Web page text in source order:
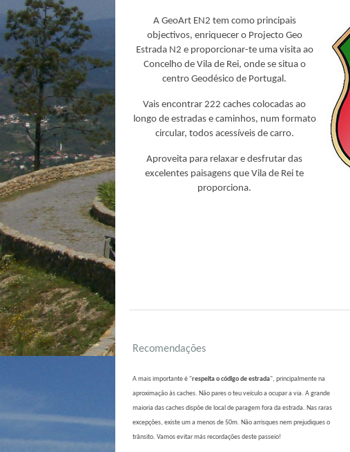
A GeoArt EN2 tem como principais
objectivos, enriquecer o Projecto Geo
Estrada N2 e proporcionar-te uma visita ao
Concelho de Vila de Rei, onde se situa o
centro Geodésico de Portugal.
Vais encontrar 222 caches colocadas ao
longo de estradas e caminhos, num formato
circular, todos acessíveis de carro.
Aproveita para relaxar e desfrutar das
excelentes paisagens que Vila de Rei te
proporciona.
Recomendações
A mais importante é "respeita o código de estrada", principalmente na
aproximação às caches. Não pares o teu veículo a ocupar a via. A grande
maioria das caches dispõe de local de paragem fora da estrada. Nas raras
excepções, existe um a menos de 50m. Não arrisques nem prejudiques o
trânsito. Vamos evitar más recordações deste passeio!